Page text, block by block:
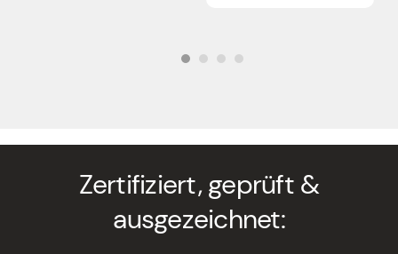
Zertifiziert, geprüft &
ausgezeichnet: